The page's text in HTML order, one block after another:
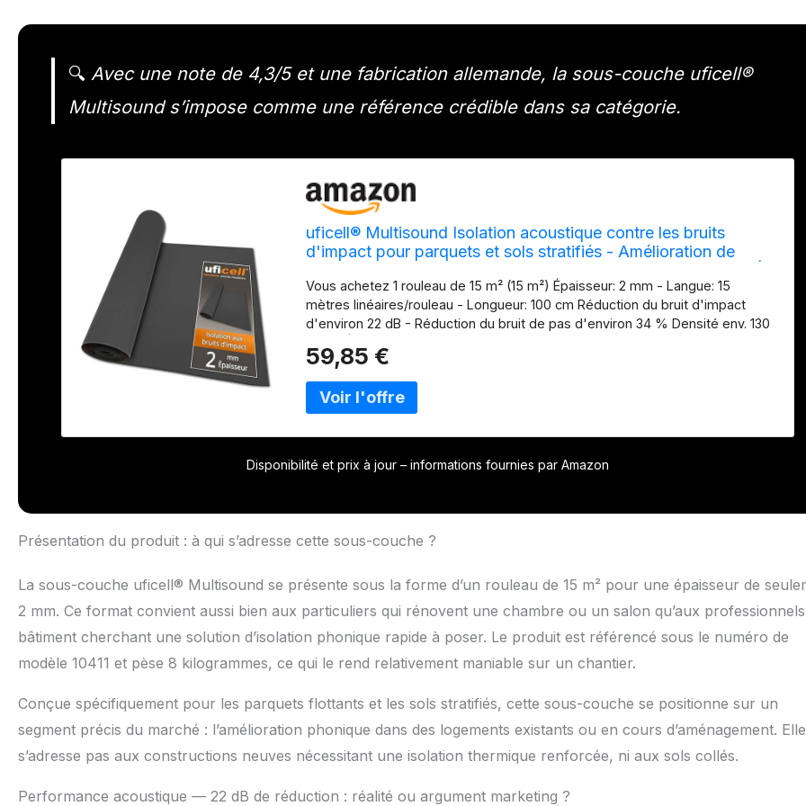
🔍 Avec une note de 4,3/5 et une fabrication allemande, la sous-couche uficell®
Multisound s’impose comme une référence crédible dans sa catégorie.
uficell® Multisound Isolation acoustique contre les bruits
d'impact pour parquets et sols stratifiés - Amélioration de
rouleau)
Vous achetez 1 rouleau de 15 m² (15 m²) Épaisseur: 2 mm - Langue: 15
mètres linéaires/rouleau - Longueur: 100 cm Réduction du bruit d'impact
d'environ 22 dB - Réduction du bruit de pas d'environ 34 % Densité env. 130
chauffage au sol
59,85 €
Disponibilité et prix à jour – informations fournies par Amazon
Présentation du produit : à qui s’adresse cette sous-couche ?
La sous-couche uficell® Multisound se présente sous la forme d’un rouleau de 15 m² pour une épaisseur de
2 mm. Ce format convient aussi bien aux particuliers qui rénovent une chambre ou un salon qu’aux
bâtiment cherchant une solution d’isolation phonique rapide à poser. Le produit est référencé sous le numéro de
modèle 10411 et pèse 8 kilogrammes, ce qui le rend relativement maniable sur un chantier.
Conçue spécifiquement pour les parquets flottants et les sols stratifiés, cette sous-couche se positionne sur un
segment précis du marché : l’amélioration phonique dans des logements existants ou en cours d’aménagement.
s’adresse pas aux constructions neuves nécessitant une isolation thermique renforcée, ni aux sols collés.
Performance acoustique — 22 dB de réduction : réalité ou argument marketing ?